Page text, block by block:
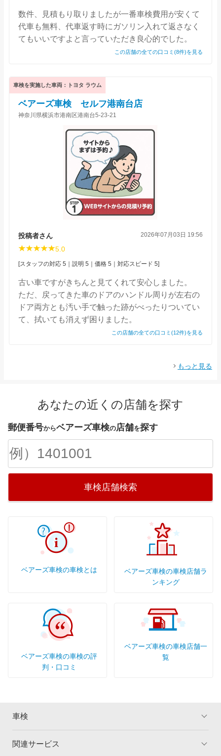
数件、見積もり取りましたが一番車検費用が安くて
代車も無料、代車返す時にガソリン入れて返さなく
てもいいですよと言っていただき良心的でした。
この店舗の全ての口コミ(8件)を見る
車検を実施した車両：トヨタ ラウム
ベアーズ車検 セルフ港南台店
神奈川県横浜市港南区港南台5-23-21
投稿者さん 2026年07月03日 19:56
5.0
[スタッフの対応 5｜説明 5｜価格 5｜対応スピード 5]
古い車ですがきちんと見てくれて安心しました。
ただ、戻ってきた車のドアのハンドル周りが左右の
ドア両方とも汚い手で触った跡がべったりついてい
て、拭いても消えず困りました。
この店舗の全ての口コミ(12件)を見る
もっと見る
あなたの近くの店舗を探す
郵便番号からベアーズ車検の店舗を探す
車検店舗検索
ベアーズ車検の車検とは
ベアーズ車検の車検店舗ラ
ンキング
ベアーズ車検の車検の評
判・口コミ
ベアーズ車検の車検店舗一
覧
車検
トップ
関連サービス